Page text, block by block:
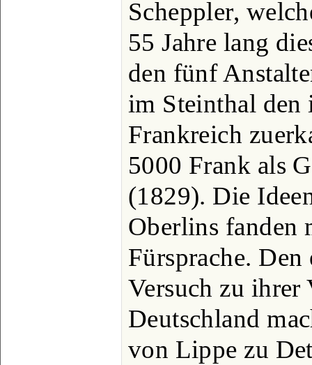
Scheppler,
55 Jahre lang
den fünf
im Steinthal
Frankreich
5000 Frank als
(1829). Die
Oberlins fanden
Fürsprache. Den
Versuch zu
Deutschland
von Lippe zu